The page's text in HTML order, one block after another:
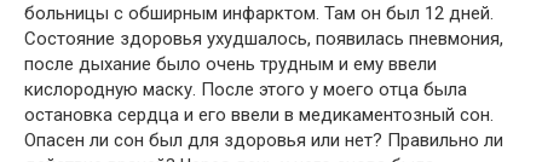
больницы с обширным инфарктом. Там он был 12 дней.
Состояние здоровья ухудшалось, появилась пневмония,
после дыхание было очень трудным и ему ввели
кислородную маску. После этого у моего отца была
остановка сердца и его ввели в медикаментозный сон.
Опасен ли сон был для здоровья или нет? Правильно ли